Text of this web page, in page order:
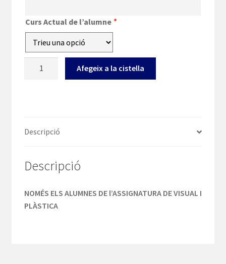
Curs Actual de l’alumne *
CaixaForum-
Alumnes
i
Afegeix a la cistella
Descripció
Descripció
NOMÉS ELS ALUMNES DE l’ASSIGNATURA DE VISUAL I
PLÀSTICA